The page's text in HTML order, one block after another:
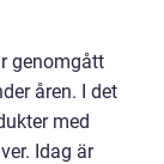
genomgått
åren. I det
med
Idag är